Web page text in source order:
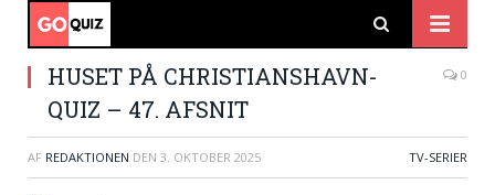
HUSET PÅ CHRISTIANSHAVN-
QUIZ – 47. AFSNIT
0
AF REDAKTIONEN DEN 3. OKTOBER 2025 TV-SERIER